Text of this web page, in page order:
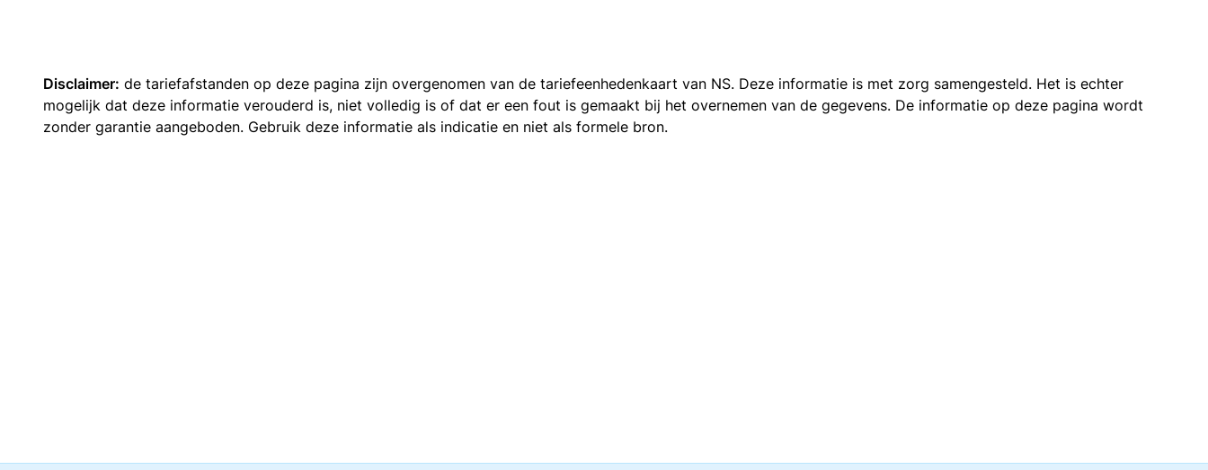
Disclaimer: de tariefafstanden op deze pagina zijn overgenomen van de tariefeenhedenkaart van NS. Deze informatie is met zorg samengesteld. Het is echter
mogelijk dat deze informatie verouderd is, niet volledig is of dat er een fout is gemaakt bij het overnemen van de gegevens. De informatie op deze pagina wordt
zonder garantie aangeboden. Gebruik deze informatie als indicatie en niet als formele bron.